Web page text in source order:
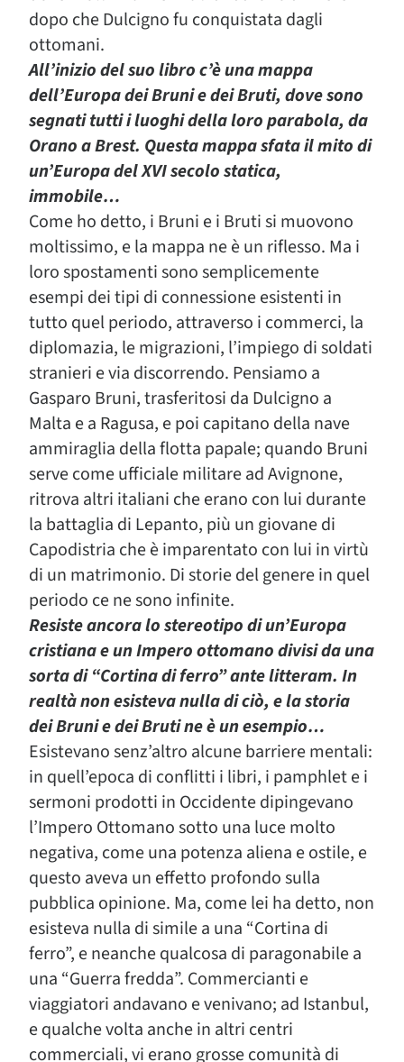
dopo che Dulcigno fu conquistata dagli
ottomani.
All’inizio del suo libro c’è una mappa
dell’Europa dei Bruni e dei Bruti, dove sono
segnati tutti i luoghi della loro parabola, da
Orano a Brest. Questa mappa sfata il mito di
un’Europa del XVI secolo statica,
immobile…
Come ho detto, i Bruni e i Bruti si muovono
moltissimo, e la mappa ne è un riflesso. Ma i
loro spostamenti sono semplicemente
esempi dei tipi di connessione esistenti in
tutto quel periodo, attraverso i commerci, la
diplomazia, le migrazioni, l’impiego di soldati
stranieri e via discorrendo. Pensiamo a
Gasparo Bruni, trasferitosi da Dulcigno a
Malta e a Ragusa, e poi capitano della nave
ammiraglia della flotta papale; quando Bruni
serve come ufficiale militare ad Avignone,
ritrova altri italiani che erano con lui durante
la battaglia di Lepanto, più un giovane di
Capodistria che è imparentato con lui in virtù
di un matrimonio. Di storie del genere in quel
periodo ce ne sono infinite.
Resiste ancora lo stereotipo di un’Europa
cristiana e un Impero ottomano divisi da una
sorta di “Cortina di ferro” ante litteram. In
realtà non esisteva nulla di ciò, e la storia
dei Bruni e dei Bruti ne è un esempio…
Esistevano senz’altro alcune barriere mentali:
in quell’epoca di conflitti i libri, i pamphlet e i
sermoni prodotti in Occidente dipingevano
l’Impero Ottomano sotto una luce molto
negativa, come una potenza aliena e ostile, e
questo aveva un effetto profondo sulla
pubblica opinione. Ma, come lei ha detto, non
esisteva nulla di simile a una “Cortina di
ferro”, e neanche qualcosa di paragonabile a
una “Guerra fredda”. Commercianti e
viaggiatori andavano e venivano; ad Istanbul,
e qualche volta anche in altri centri
commerciali, vi erano grosse comunità di